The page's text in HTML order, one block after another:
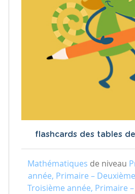
flashcards des tables
Mathématiques de niveau
année, Primaire –
Troisième année, Primaire